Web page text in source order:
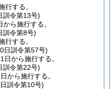
行する。
訓令第13号)
ら施行する。
訓令第8号)
行する。
日訓令第57号)
から施行する。
訓令第22号)
から施行する。
訓令第10号)